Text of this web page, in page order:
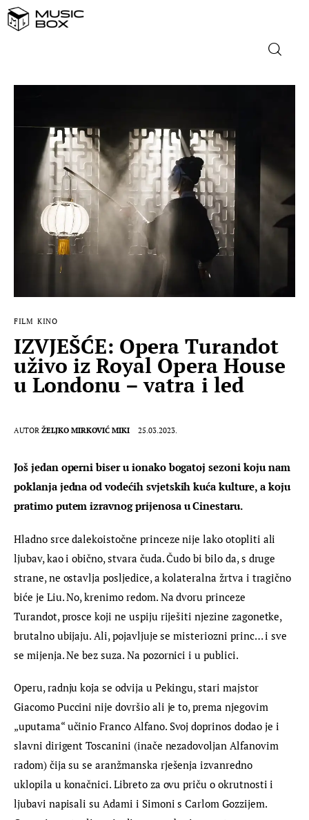
DOMAĆA GLAZBA
STRANA GLAZBA
FILM
MUSIC BOX
FILM KINO
IZVJEŠĆE: Opera Turandot
uživo iz Royal Opera House
u Londonu – vatra i led
AUTOR ŽELJKO MIRKOVIĆ MIKI 25.03.2023.
Još jedan operni biser u ionako bogatoj sezoni koju nam
poklanja jedna od vodećih svjetskih kuća kulture, a koju
pratimo putem izravnog prijenosa u Cinestaru.
Hladno srce dalekoistočne princeze nije lako otopliti ali
ljubav, kao i obično, stvara čuda. Čudo bi bilo da, s druge
strane, ne ostavlja posljedice, a kolateralna žrtva i tragično
biće je Liu. No, krenimo redom. Na dvoru princeze
Turandot, prosce koji ne uspiju riješiti njezine zagonetke,
brutalno ubijaju. Ali, pojavljuje se misteriozni princ… i sve
se mijenja. Ne bez suza. Na pozornici i u publici.
Operu, radnju koja se odvija u Pekingu, stari majstor
Giacomo Puccini nije dovršio ali je to, prema njegovim
„uputama“ učinio Franco Alfano. Svoj doprinos dodao je i
slavni dirigent Toscanini (inače nezadovoljan Alfanovim
radom) čija su se aranžmanska rješenja izvanredno
uklopila u konačnici. Libreto za ovu priču o okrutnosti i
ljubavi napisali su Adami i Simoni s Carlom Gozzijem.